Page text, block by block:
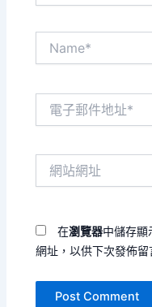
在瀏覽器中儲存顯
網址，以供下次發佈留